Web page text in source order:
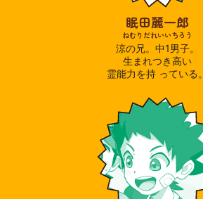
眠田麗一郎
ねむりだれいいちろう
涼の兄。中1男子。
生まれつき高い
霊能力を持 っている。